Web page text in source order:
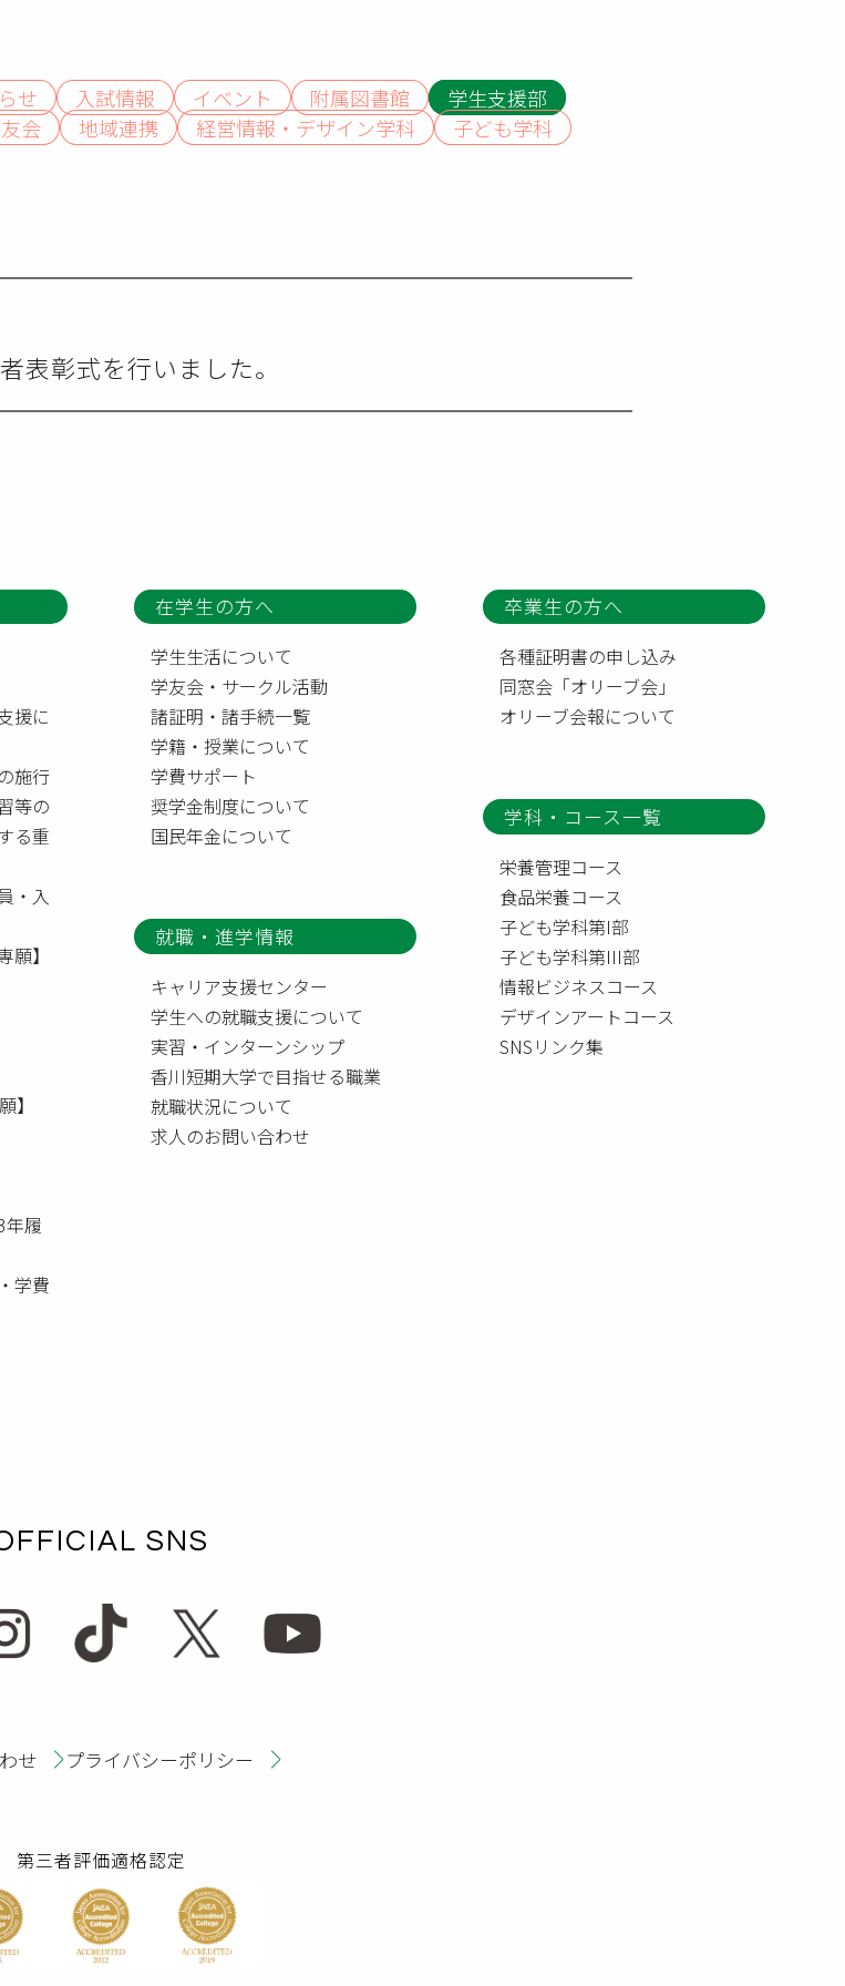
せ 入試情報 イベント 附属図書館
学生支援部
会 地域連携 経営情報・デザイン学科
子ども学科
表彰式を行いました。
援に
施行
等の
る重
・入
】
】
年履
学費
在学生の方へ
学生生活について
学友会・サークル活動
諸証明・諸手続一覧
学籍・授業について
学費サポート
奨学金制度について
国民年金について
卒業生の方へ
各種証明書の申し込み
同窓会「オリーブ会」
オリーブ会報について
学科・コース一覧
栄養管理コース
食品栄養コース
子ども学科第I部
子ども学科第III部
情報ビジネスコース
デザインアートコース
SNSリンク集
就職・進学情報
キャリア支援センター
学生への就職支援について
実習・インターンシップ
香川短期大学で目指せる職業
就職状況について
求人のお問い合わせ
SNS
せ プライバシーポリシー
第三者評価適格認定